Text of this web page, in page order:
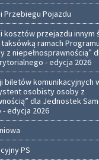
Przebiegu Pojazdu
kosztów przejazdu innym
ramach
z niepełnosprawnością”
- edycja 2026
biletów komunikacyjnych
osobisty osoby z
dla Jednostek
edycja 2026
PS